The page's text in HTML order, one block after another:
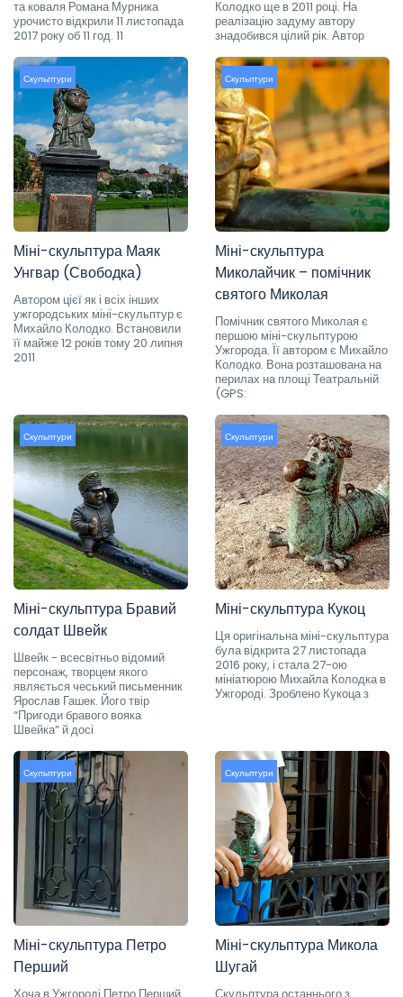
та коваля Романа Мурника
урочисто відкрили 11 листопада
2017 року об 11 год. 11
Колодко ще в 2011 році. На
реалізацію задуму автору
знадобився цілий рік. Автор
Скульптури
Міні-скульптура Маяк
Унгвар (Свободка)
Автором цієї як і всіх інших
ужгородських міні-скульптур є
Михайло Колодко. Встановили
її майже 12 років тому 20 липня
2011
Скульптури
Міні-скульптура
Миколайчик – помічник
святого Миколая
Помічник святого Миколая є
першою міні-скульптурою
Ужгорода. Її автором є Михайло
Колодко. Вона розташована на
перилах на площі Театральній
(GPS:
Скульптури
Міні-скульптура Бравий
солдат Швейк
Швейк - всесвітньо відомий
персонаж, творцем якого
являється чеський письменник
Ярослав Гашек. Його твір
“Пригоди бравого вояка
Швейка” й досі
Скульптури
Міні-скульптура Кукоц
Ця оригінальна міні-скульптура
була відкрита 27 листопада
2016 року, і стала 27-ою
мініатюрою Михайла Колодка в
Ужгороді. Зроблено Кукоца з
Скульптури
Міні-скульптура Петро
Перший
Скульптури
Міні-скульптура Микола
Шугай